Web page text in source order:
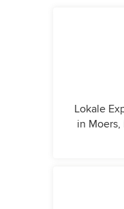
Lokale
in Moers,